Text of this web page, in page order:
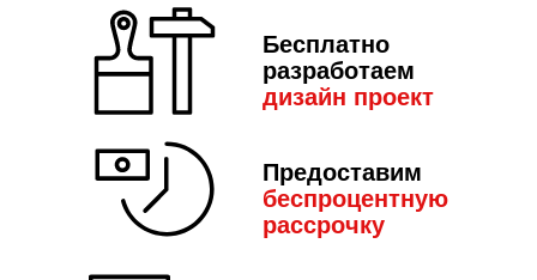
Бесплатно
разработаем
дизайн проект
Предоставим
беспроцентную
рассрочку